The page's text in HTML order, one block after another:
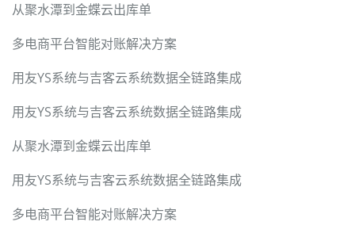
从聚水潭到金蝶云出库单
多电商平台智能对账解决方案
用友YS系统与吉客云系统数据全链路集成
用友YS系统与吉客云系统数据全链路集成
从聚水潭到金蝶云出库单
用友YS系统与吉客云系统数据全链路集成
多电商平台智能对账解决方案